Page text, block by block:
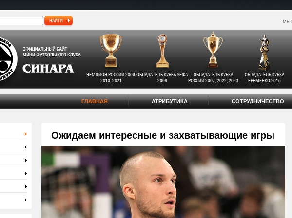
НАЙТИ МЫ
ЧЕМПИОН РОССИИ 2009,
2010, 2021
ОБЛАДАТЕЛЬ КУБКА УЕФА
2008
ОБЛАДАТЕЛЬ КУБКА
РОССИИ 2007, 2022, 2023
ОБЛАДАТЕЛЬ КУБКА
ЕРЕМЕНКО 2015
ГЛАВНАЯ АТРИБУТИКА СОТРУДНИЧЕСТВО
Ожидаем интересные и захватывающие игры